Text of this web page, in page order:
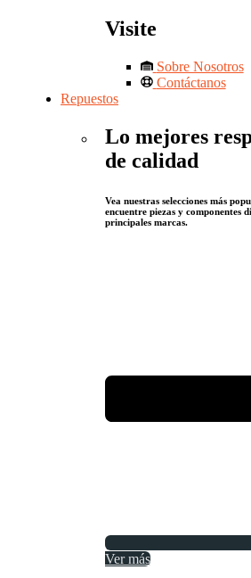
Visite
Sobre Nosotros
Contáctanos
Repuestos
Lo mejores
de calidad
Vea nuestras selecciones más
encuentre piezas y componentes
principales marcas.
Ver más